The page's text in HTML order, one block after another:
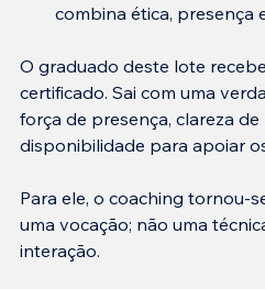
combina ética, presença
O graduado deste lote
certificado. Sai com uma
força de presença, clareza
disponibilidade para apoiar
Para ele, o coaching tornou-
uma vocação; não uma
interação.